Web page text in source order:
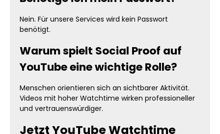
Nein. Für unsere Services wird kein Passwort
benötigt.
Warum spielt Social Proof auf
YouTube eine wichtige Rolle?
Menschen orientieren sich an sichtbarer Aktivität.
Videos mit hoher Watchtime wirken professioneller
und vertrauenswürdiger.
Jetzt YouTube Watchtime